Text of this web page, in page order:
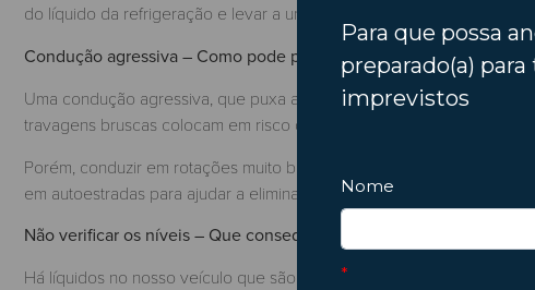
do líquido da refrigeração e levar a uma avaria mais dispendiosa.
Condução agressiva – Como pode prejudicá-lo?
Uma condução agressiva, que puxa ao máximo pelo motor, acelera
travagens bruscas colocam em risco qualquer componente do motor.
Porém, conduzir em rotações muito baixas, terá exatamente o
em autoestradas para ajudar a eliminar impurezas e carvão.
Não verificar os níveis – Que consequências pode isso trazer?
Há líquidos no nosso veículo que são cruciais e precisam de